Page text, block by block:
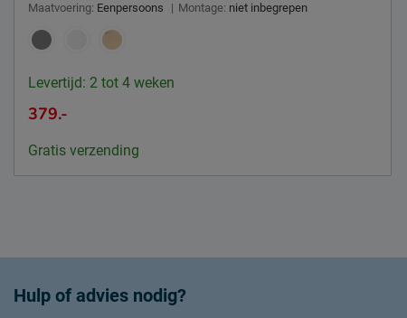
Maatvoering: Eenpersoons | Montage: niet inbegrepen
Levertijd: 2 tot 4 weken
379.-
Gratis verzending
Hulp of advies nodig?